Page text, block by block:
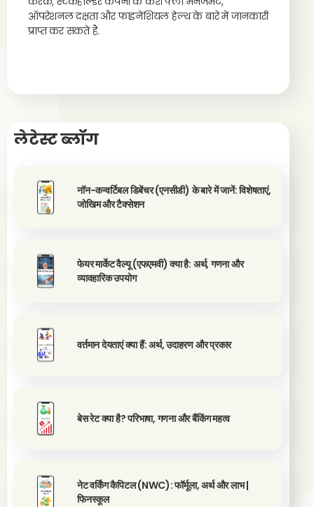
ऑपरेशनल दक्षता और फाइनेंशियल हेल्थ के बारे में जानकारी
प्राप्त कर सकते हैं.
लेटेस्ट ब्लॉग
नॉन-कन्वर्टिबल डिबेंचर (एनसीडी) के बारे में जानें: विशेषताएं,
जोखिम और टैक्सेशन
फेयर मार्केट वैल्यू (एफएमवी) क्या है: अर्थ, गणना और
व्यावहारिक उपयोग
वर्तमान देयताएं क्या हैं: अर्थ, उदाहरण और प्रकार
बेस रेट क्या है? परिभाषा, गणना और बैंकिंग महत्व
नेट वर्किंग कैपिटल (NWC): फॉर्मूला, अर्थ और लाभ |
फिनस्कूल